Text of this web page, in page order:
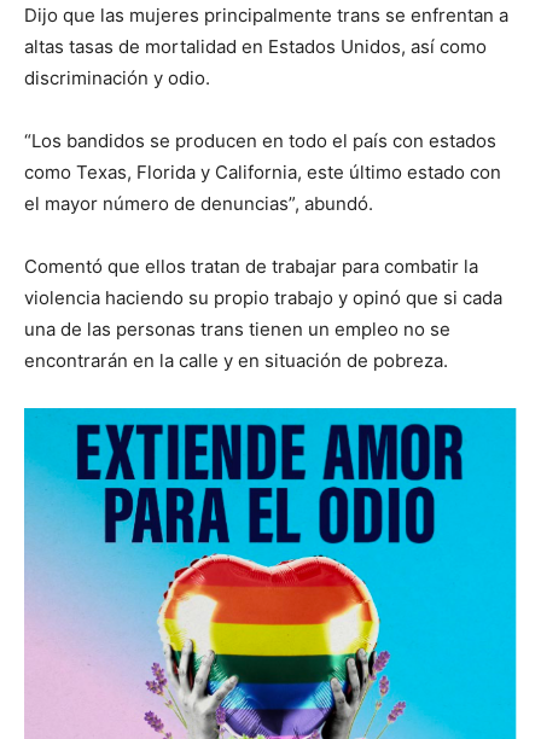
Dijo que las mujeres principalmente trans se enfrentan a
altas tasas de mortalidad en Estados Unidos, así como
discriminación y odio.
“Los bandidos se producen en todo el país con estados
como Texas, Florida y California, este último estado con
el mayor número de denuncias”, abundó.
Comentó que ellos tratan de trabajar para combatir la
violencia haciendo su propio trabajo y opinó que si cada
una de las personas trans tienen un empleo no se
encontrarán en la calle y en situación de pobreza.